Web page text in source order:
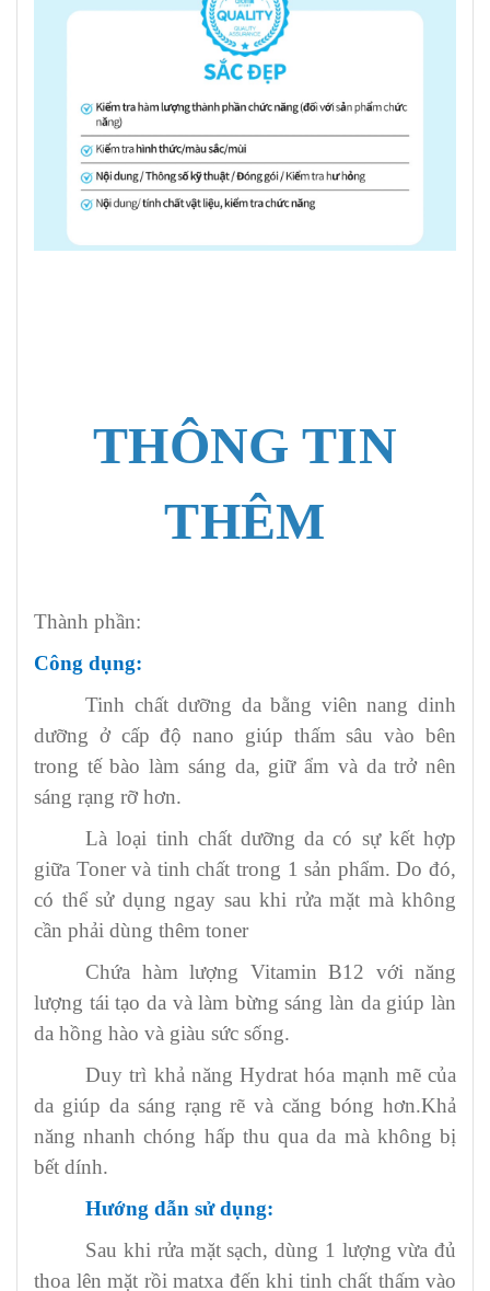
THÔNG TIN
THÊM
Thành phần:
Công dụng:
Tinh chất dưỡng da bằng viên nang dinh
dưỡng ở cấp độ nano giúp thấm sâu vào bên
trong tế bào làm sáng da, giữ ẩm và da trở nên
sáng rạng rỡ hơn.
Là loại tinh chất dưỡng da có sự kết hợp
giữa Toner và tinh chất trong 1 sản phẩm. Do đó,
có thể sử dụng ngay sau khi rửa mặt mà không
cần phải dùng thêm toner
Chứa hàm lượng Vitamin B12 với năng
lượng tái tạo da và làm bừng sáng làn da giúp làn
da hồng hào và giàu sức sống.
Duy trì khả năng Hydrat hóa mạnh mẽ của
da giúp da sáng rạng rẽ và căng bóng hơn.Khả
năng nhanh chóng hấp thu qua da mà không bị
bết dính.
Hướng dẫn sử dụng:
Sau khi rửa mặt sạch, dùng 1 lượng vừa đủ
thoa lên mặt rồi matxa đến khi tinh chất thấm vào